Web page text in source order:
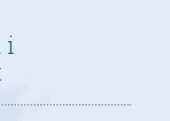
i